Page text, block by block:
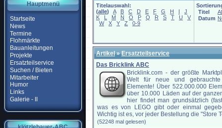
Hauptmenü
Startseite
News
Termine
Flohmärkte
Bauanleitungen
Projekte
Ersatzteilservice
Suchen / Bieten
Mitarbeiter
Humor
Links
Galerie - II
Titelauswahl:
(alle) A B C D E F G H I
J
K
L M N O P Q R S T U
V
W
X Y Z 0-9
Titel
Datum
Artikel» Ersatzteilservice
Das Bricklink ABC
Bricklink.com - der größte
Welt für neue und gebrauchte
Elemente! Über 522.000.000
über 10.000 Läden auf der
hier findet man grundsätzlich
was es von LEGO gibt oder einmal
Wichtig ist es, vor jeder Bestellung die "Store
(52248 mal gelesen)